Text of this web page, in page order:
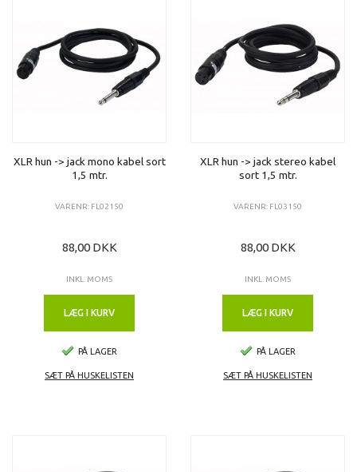
XLR hun -> jack mono kabel sort
1,5 mtr.
VARENR: FL02150
88,00 DKK
INKL. MOMS
LÆG I KURV
PÅ LAGER
SÆT PÅ HUSKELISTEN
XLR hun -> jack stereo kabel
sort 1,5 mtr.
VARENR: FL03150
88,00 DKK
INKL. MOMS
LÆG I KURV
PÅ LAGER
SÆT PÅ HUSKELISTEN